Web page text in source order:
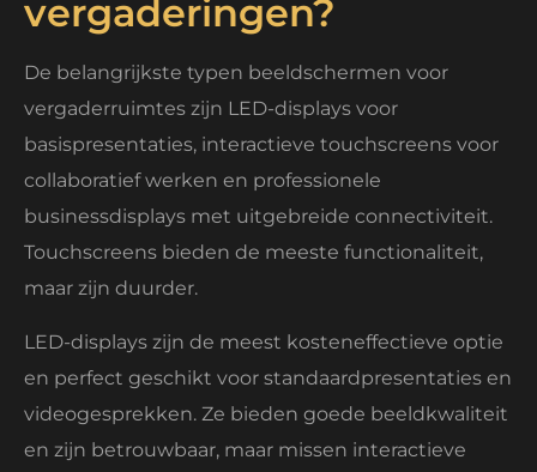
vergaderingen?
De belangrijkste typen beeldschermen voor
vergaderruimtes zijn LED-displays voor
basispresentaties, interactieve touchscreens voor
collaboratief werken en professionele
businessdisplays met uitgebreide connectiviteit.
Touchscreens bieden de meeste functionaliteit,
maar zijn duurder.
LED-displays zijn de meest kosteneffectieve optie
en perfect geschikt voor standaardpresentaties en
videogesprekken. Ze bieden goede beeldkwaliteit
en zijn betrouwbaar, maar missen interactieve